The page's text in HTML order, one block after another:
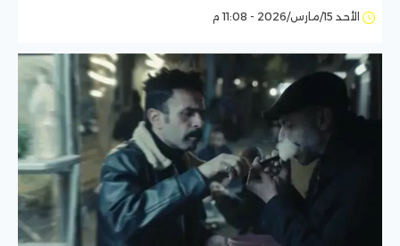
الأحد 15/مارس/2026 - 11:08 م